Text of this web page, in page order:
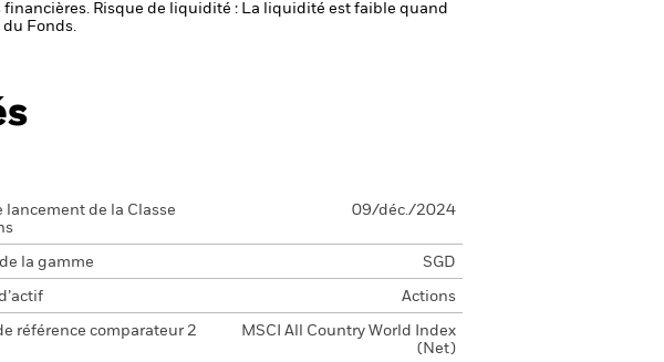
financières. Risque de liquidité : La liquidité est faible quand
du Fonds.
lancement de la Classe
09/déc./2024
la gamme SGD
Actions
référence comparateur 2
MSCI All Country World Index
(Net)